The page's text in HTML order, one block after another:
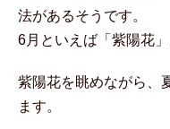
法があるそうです。
6月といえば「紫陽花」
紫陽花を眺めながら、
ます。